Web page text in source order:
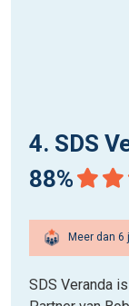
4. SDS
88%
Meer dan 6
SDS Veranda